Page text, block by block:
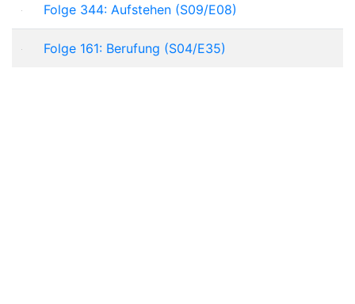
Folge 344: Aufstehen (S09/E08)
Folge 161: Berufung (S04/E35)